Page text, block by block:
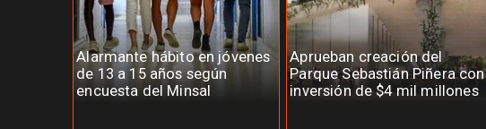
Alarmante hábito en jóvenes
de 13 a 15 años según
encuesta del Minsal
Aprueban creación del
Parque Sebastián Piñera con
inversión de $4 mil millones